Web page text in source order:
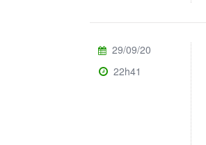
29/09/20
22h41